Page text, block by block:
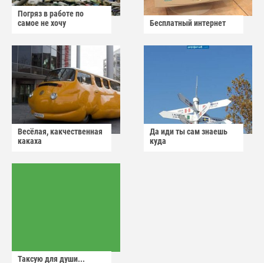
Погряз в работе по
самое не хочу
Бесплатный интернет
Весёлая, какчественная
какаха
Да иди ты сам знаешь
куда
Таксую для души...